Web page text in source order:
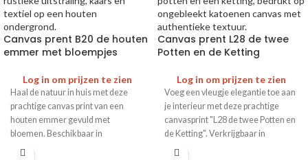
Canvas prent B20 de houten
emmer met bloempjes
Log in om prijzen te zien
Haal de natuur in huis met deze
prachtige canvas print van een
houten emmer gevuld met
bloemen. Beschikbaar in
verschillende formaten en met of
Canvas prent L28 de twee
Potten en de Ketting
Log in om prijzen te zien
Voeg een vleugje elegantie toe aan
je interieur met deze prachtige
canvasprint "L28 de twee Potten en
de Ketting". Verkrijgbaar in
verschillende formaten en